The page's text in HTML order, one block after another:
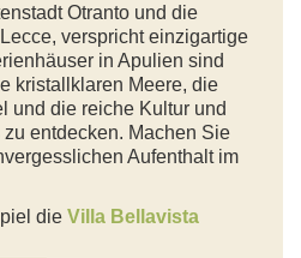
Otranto und die
verspricht einzigartige
in Apulien sind
kristallklaren Meere, die
und die reiche Kultur und
entdecken. Machen Sie
Aufenthalt im
die Villa Bellavista